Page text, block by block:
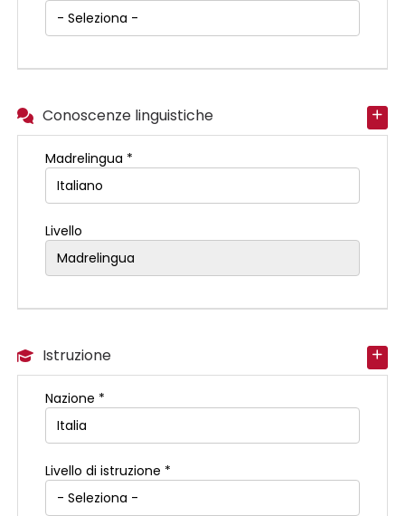
Conoscenze linguistiche
Madrelingua *
Livello
Istruzione
Nazione *
Livello di istruzione *